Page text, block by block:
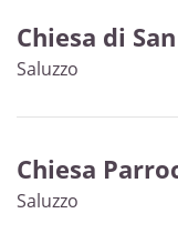
Chiesa di
Saluzzo
Chiesa
Saluzzo